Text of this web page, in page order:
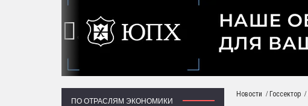
‹
ПО ОТРАСЛЯМ ЭКОНОМИКИ
Новости / Госсектор /